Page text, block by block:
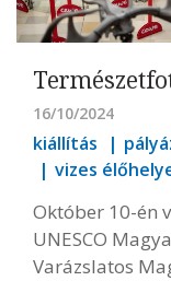
16/10/2024
kiállítás
vizes
Október 10-én
UNESCO
Varázslatos